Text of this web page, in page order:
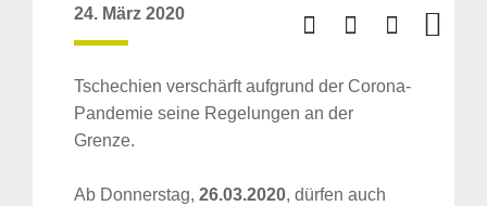
24. März 2020
Tschechien verschärft aufgrund der Corona-
Pandemie seine Regelungen an der
Grenze.
Ab Donnerstag, 26.03.2020, dürfen auch